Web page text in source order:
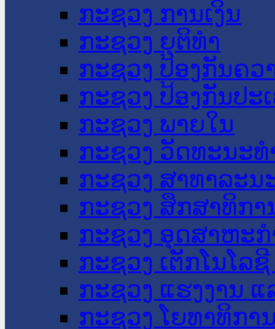
ກະຊວງ ການເງິນ
ກະຊວງ ຍຸຕິທໍາ
ກະຊວງ ປ້ອງກັນຄວ
ກະຊວງ ປ້ອງກັນປະ
ກະຊວງ ພາຍໃນ
ກະຊວງ ວັດທະນະ
ກະຊວງ ສາທາລະນ
ກະຊວງ ສຶກສາທິກາ
ກະຊວງ ອຸດສາຫະ
ກະຊວງ ເຕັກໂນໂລ
ກະຊວງ ແຮງງານ
ກະຊວງ ໂຍທາທິກາ